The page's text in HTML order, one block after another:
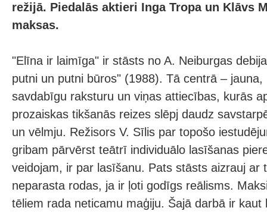
režijā. Piedalās aktieri Inga Tropa un Klāvs
maksas.
"Elīna ir laimīga" ir stāsts no A. Neiburgas
putni un putni būros" (1988). Tā centrā –
savdabīgu raksturu un viņas attiecības, kurās
prozaiskas tikšanās reizes slēpj daudz
un vēlmju. Režisors V. Sīlis par topošo
gribam pārvērst teātrī individuālo lasīšanas
veidojam, ir par lasīšanu. Pats stāsts aizrauj ar
neparasta rodas, ja ir ļoti godīgs reālisms.
tēliem rada neticamu maģiju. Šajā darbā ir